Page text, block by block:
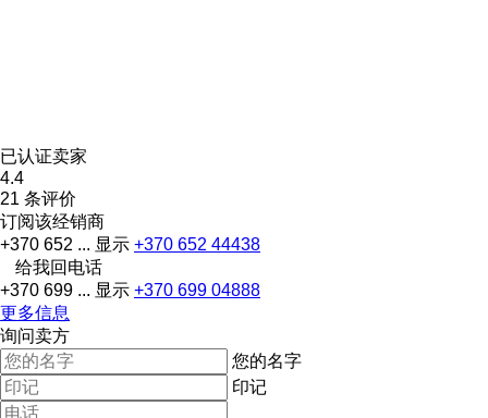
已认证卖家
4.4
21 条评价
订阅该经销商
+370 652 ... 显示 +370 652 44438
给我回电话
+370 699 ... 显示 +370 699 04888
更多信息
询问卖方
您的名字
印记